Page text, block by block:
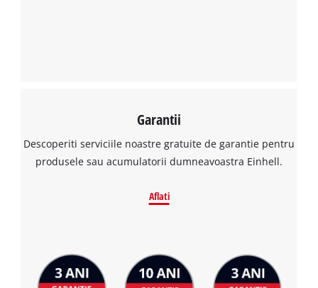
Garantii
Descoperiti serviciile noastre gratuite de garantie pentru
produsele sau acumulatorii dumneavoastra Einhell.
Aflati